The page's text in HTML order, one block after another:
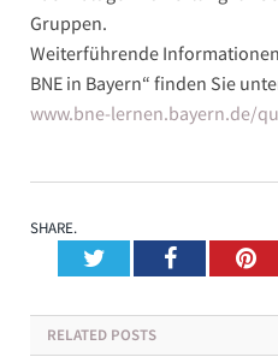
Gruppen.
Weiterführende
BNE in Bayern“ finden Sie
www.bne-lernen.bayern.de/
SHARE.
TwitterFacebook
RELATED POSTS